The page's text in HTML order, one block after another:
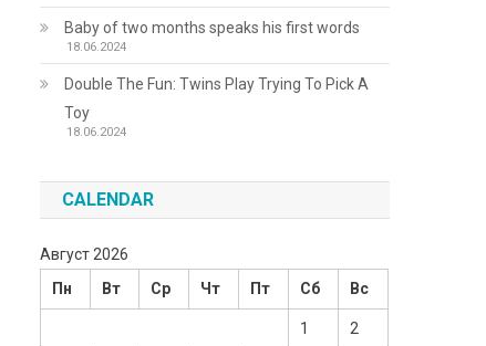
Baby of two months speaks his first words
18.06.2024
Double The Fun: Twins Play Trying To Pick A
Toy
18.06.2024
CALENDAR
Август 2026
Пн
Вт Ср Чт Пт Сб Вс
1 2